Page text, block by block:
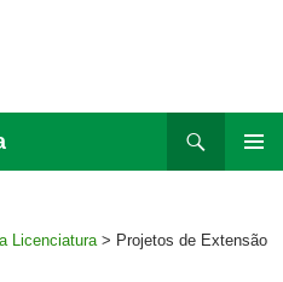
para
Licenciatura > Projetos de Extensão